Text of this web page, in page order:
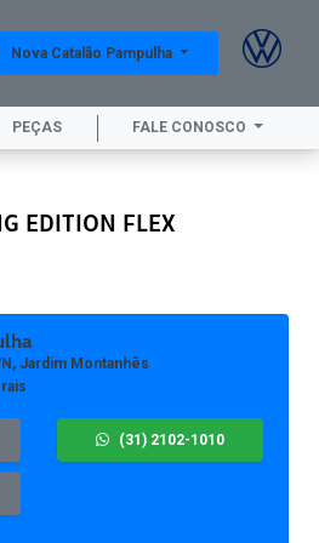
Nova Catalão Pampulha
PEÇAS FALE CONOSCO
EDITION FLEX
n, Jardim Montanhês
(31) 2102-1010